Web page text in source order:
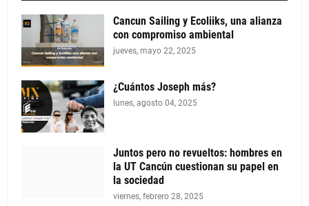
Cancun Sailing y Ecoliiks, una alianza
con compromiso ambiental
jueves, mayo 22, 2025
¿Cuántos Joseph más?
lunes, agosto 04, 2025
Juntos pero no revueltos: hombres en
la UT Cancún cuestionan su papel en
la sociedad
viernes, febrero 28, 2025